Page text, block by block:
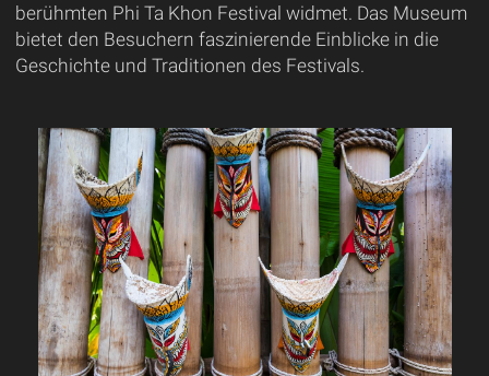
berühmten Phi Ta Khon Festival widmet. Das Museum
bietet den Besuchern faszinierende Einblicke in die
Geschichte und Traditionen des Festivals.